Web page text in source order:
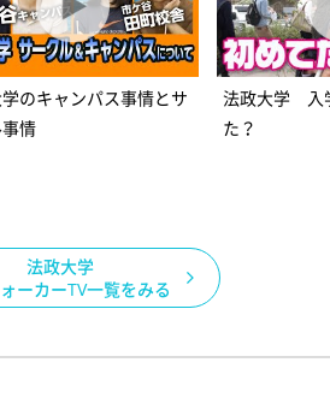
のキャンパス事情とサ
情
法政大学 入
た？
法政大学
ーカーTV一覧をみる